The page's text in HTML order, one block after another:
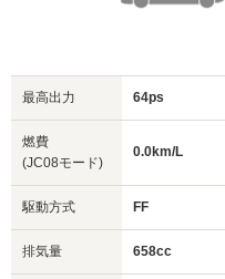
最高出力 64ps
燃費
(JC08モード)
0.0km/L
駆動方式 FF
排気量 658cc